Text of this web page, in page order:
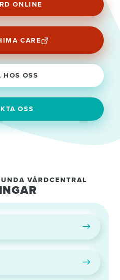
ONLINE
CARE
HOS OSS
OSS
VÅRDCENTRAL